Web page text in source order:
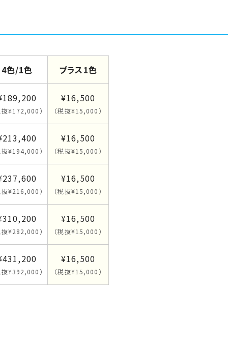
4色/1色 プラス1色
抜¥172,000）
¥16,500
（税抜¥15,000）
抜¥194,000）
¥16,500
（税抜¥15,000）
抜¥216,000）
¥16,500
（税抜¥15,000）
抜¥282,000）
¥16,500
（税抜¥15,000）
抜¥392,000）
¥16,500
（税抜¥15,000）